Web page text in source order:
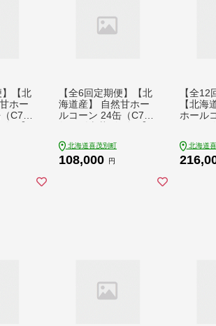
】【北
ホー
C7号
うも
コシ
【全6回定期便】【北
海道産】 自然甘ホー
ルコーン 24缶（C7号
ーン コーン缶 とうも
ろこし トウモロコシ
北海道喜茂別町
108,000 円
【全12
【北海
ホール
会】 コ
とうも
北海道